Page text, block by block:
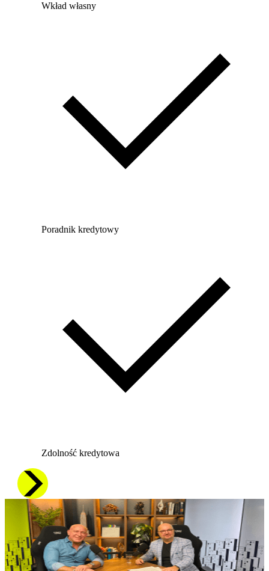
Wkład własny
Poradnik kredytowy
Zdolność kredytowa